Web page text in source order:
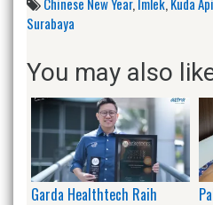
Surabaya
You may also
Garda Healthtech Raih